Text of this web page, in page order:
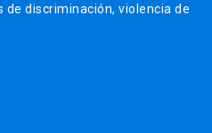
de discriminación, violencia de